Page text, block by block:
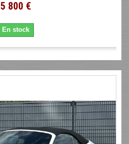
5 800 €
En stock